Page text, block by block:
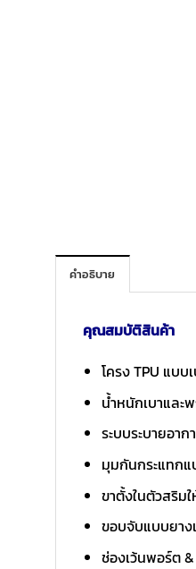
คำอธิบาย
คุณสมบัติสินค้า
โครง TPU แบบ
น้ำหนักเบาและ
ระบบระบายอา
มุมกันกระแทกแ
ขาตั้งในตัวสริม
ขอบจับแบบยาง
ช่องเว้นพอร์ต